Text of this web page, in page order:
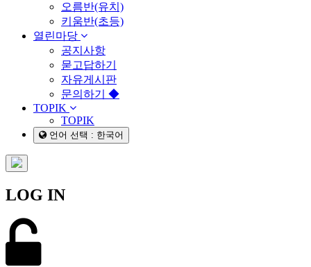
오름반(유치)
키움반(초등)
열린마당
공지사항
묻고답하기
자유게시판
문의하기 ◆
TOPIK
TOPIK
언어 선택 : 한국어
LOG IN